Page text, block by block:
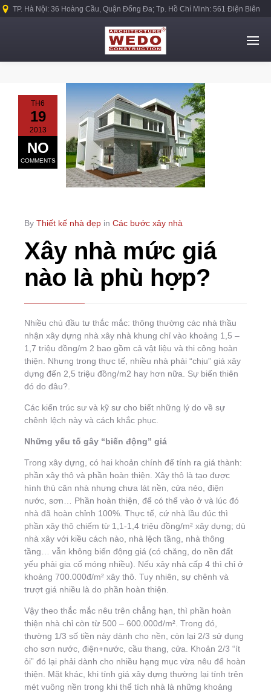
TP. Hà Nội: 36 Hoàng Cầu, Quận Đống Đa; Tp. Hồ Chí Minh: 561 Điện Biên
TH6
19
2013
NO
COMMENTS
By Thiết kế nhà đẹp in Các bước xây nhà
Xây nhà mức giá
nào là phù hợp?
Nhiều chủ đầu tư thắc mắc: thông thường các nhà thầu
nhận xây dựng nhà xây nhà khung chỉ vào khoảng 1,5 –
1,7 triệu đồng/m 2 bao gồm cả vật liệu và thi công hoàn
thiện. Nhưng trong thực tế, nhiều nhà phải “chịu” giá xây
dựng đến 2,5 triệu đồng/m2 hay hơn nữa. Sự biến thiên
đó do đâu?.
Các kiến trúc sư và kỹ sư cho biết những lý do về sự
chênh lệch này và cách khắc phục.
Những yếu tố gây “biến động” giá
Trong xây dựng, có hai khoản chính để tính ra giá thành:
phần xây thô và phần hoàn thiện. Xây thô là tạo được
hình thù căn nhà nhưng chưa lát nền, cửa nẻo, điện
nước, sơn… Phần hoàn thiện, để có thể vào ở và lúc đó
nhà đã hoàn chỉnh 100%. Thực tế, cứ nhà lầu đúc thì
phần xây thô chiếm từ 1,1-1,4 triệu đồng/m² xây dựng; dù
nhà xây với kiều cách nào, nhà lệch tầng, nhà thông
tầng… vẫn không biến động giá (có chăng, do nền đất
yếu phải gia cố móng nhiều). Nếu xây nhà cấp 4 thì chỉ ở
khoảng 700.000đ/m² xây thô. Tuy nhiên, sự chênh và
trượt giá nhiều là do phần hoàn thiện.
Vậy theo thắc mắc nêu trên chẳng hạn, thì phần hoàn
thiện nhà chỉ còn từ 500 – 600.000đ/m². Trong đó,
thường 1/3 số tiền này dành cho nền, còn lại 2/3 sử dụng
cho sơn nước, điện+nước, cầu thang, cửa. Khoản 2/3 “ít
ỏi” đó lại phải dành cho nhiều hạng mục vừa nêu để hoàn
thiện. Mặt khác, khi tính giá xây dựng thường lại tính trên
mét vuông nền trong khi thể tích nhà là những khoảng